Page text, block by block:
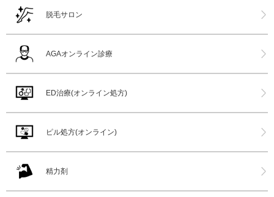
脱毛サロン
AGAオンライン診療
ED治療(オンライン処方)
ピル処方(オンライン)
精力剤